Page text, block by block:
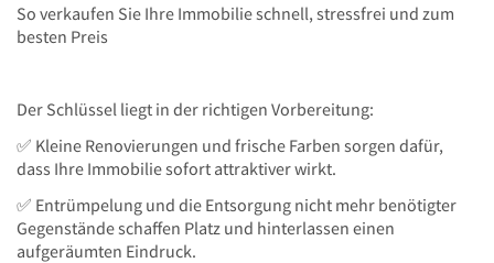
So verkaufen Sie Ihre Immobilie schnell, stressfrei und zum
besten Preis
Der Schlüssel liegt in der richtigen Vorbereitung:
✅ Kleine Renovierungen und frische Farben sorgen dafür,
dass Ihre Immobilie sofort attraktiver wirkt.
✅ Entrümpelung und die Entsorgung nicht mehr benötigter
Gegenstände schaffen Platz und hinterlassen einen
aufgeräumten Eindruck.